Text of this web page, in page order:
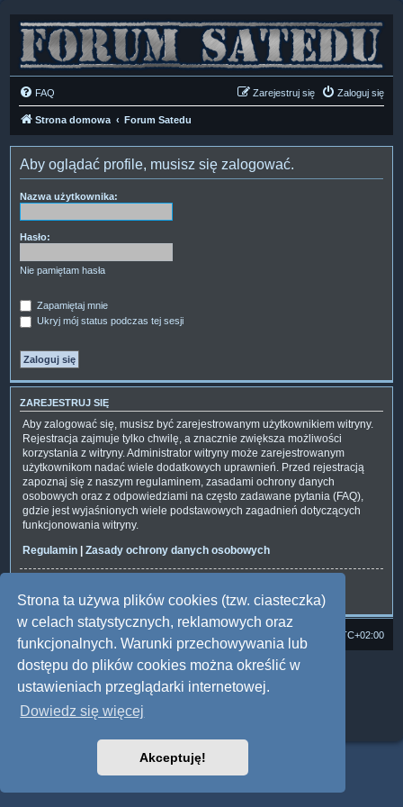
Strona ta używa plików cookies (tzw. ciasteczka)
w celach statystycznych, reklamowych oraz
funkcjonalnych. Warunki przechowywania lub
dostępu do plików cookies można określić w
ustawieniach przeglądarki internetowej.
Dowiedz się więcej
Akceptuję!
FAQ Zaloguj się
Zarejestruj się
Strona domowa Forum Satedu
Aby oglądać profile, musisz się zalogować.
Nazwa użytkownika:
Hasło:
Nie pamiętam hasła
Zapamiętaj mnie
Ukryj mój status podczas tej sesji
ZAREJESTRUJ SIĘ
Aby zalogować się, musisz być zarejestrowanym użytkownikiem witryny.
Rejestracja zajmuje tylko chwilę, a znacznie zwiększa możliwości
korzystania z witryny. Administrator witryny może zarejestrowanym
użytkownikom nadać wiele dodatkowych uprawnień. Przed rejestracją
zapoznaj się z naszym regulaminem, zasadami ochrony danych
osobowych oraz z odpowiedziami na często zadawane pytania (FAQ),
gdzie jest wyjaśnionych wiele podstawowych zagadnień dotyczących
funkcjonowania witryny.
Regulamin | Zasady ochrony danych osobowych
UTC+02:00
Technologię dostarczaphpBB ® Forum Software © phpBB Limited
Polski pakiet językowy dostarczaphpBB.pl
Style: Multi Design by Joyce&Luna
phpBB
Zasady ochrony danych osobowych